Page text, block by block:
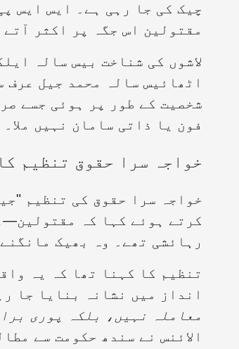
چیک کی جا رہی ہے۔ ایس ایس
مقتولین اس جگہ پر اکثر آتے
لاشوں کی شناخت بیس سالہ
اٹھائیس سالہ محمد جیل
شخصیت کے طور پر ہوئی جسے
فون یا ذاتی سامان نہیں ملا۔
خواجہ سرا حقوق تنظیم
کرتے ہوئے کہا کہ
رہائشی تھے۔ وہ بھیک
تنظیم کا کہنا تھا کہ یہ
انداز میں نشانہ بنایا جا
معاملہ نہیں، بلکہ پوری
الائنس نے سندھ حکومت سے